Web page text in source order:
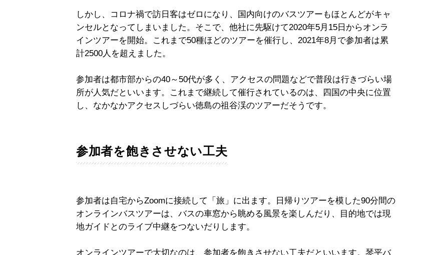
しかし、コロナ禍で訪日客はゼロになり、国内向けのバスツアーもほとんどがキャ
ンセルとなってしまいました。そこで、他社に先駆けて2020年5月15日からオンラ
インツアーを開始。これまで50種ほどのツアーを催行し、2021年8月で参加者は累
計2500人を超えました。
参加者は都市部からの40～50代が多く、アクセスの問題などで普段は行きづらい場
所が人気だといいます。これまで継続して催行されているのは、四国の中央に位置
し、なかなかアクセスしづらい徳島の祖谷渓のツアーだそうです。
参加者を飽きさせない工夫
参加者は自宅からZoomに接続して「旅」に出ます。日帰りツアーを模した90分間の
オンラインバスツアーは、バスの車窓から眺める風景を楽しんだり、目的地では現
地ガイドとのライブ中継をつないだりします。
オンラインツアーで大切なのは、参加者を飽きさせない工夫だといいます。琴平バ